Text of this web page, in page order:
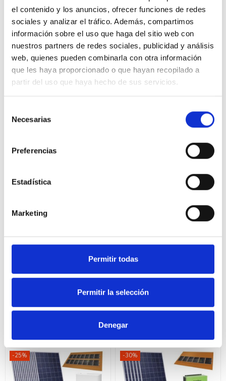
el contenido y los anuncios, ofrecer funciones de redes
sociales y analizar el tráfico. Además, compartimos
información sobre el uso que haga del sitio web con
nuestros partners de redes sociales, publicidad y análisis
web, quienes pueden combinarla con otra información
que les haya proporcionado o que hayan recopilado a
partir del uso que haya hecho de sus servicios.
Necesarias
Preferencias
Estadística
Marketing
Permitir todas
Permitir la selección
Denegar
-25%
Kit Solar Autoconsumo
monofásico 4kW DEYE con
-25%
Kit Solar Autoconsumo
monofásico 5kW DEYE con
5.808,00 €
Comprar
-25%
monofásico 6kW DEYE con
4.900,50 €6.534,00 €
5kW DEYE con cuadro de
4.719,00 €6.292,00 €
-25% -30%